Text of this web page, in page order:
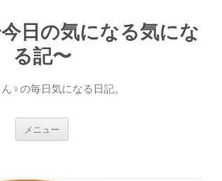
日の気になる気にな
る記〜
♀の毎日気になる日記。
メニュー